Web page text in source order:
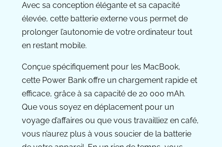
Avec sa conception élégante et sa capacité
élevée, cette batterie externe vous permet de
prolonger l’autonomie de votre ordinateur tout
en restant mobile.
Conçue spécifiquement pour les MacBook,
cette Power Bank offre un chargement rapide et
efficace, grâce à sa capacité de 20 000 mAh.
Que vous soyez en déplacement pour un
voyage d’affaires ou que vous travailliez en café,
vous n’aurez plus à vous soucier de la batterie